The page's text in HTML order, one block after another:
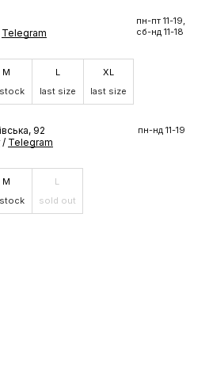
Telegram
пн-пт 11-19,
сб-нд 11-18
M
L
last size
XL
last size
92
/ Telegram
пн-нд 11-19
M
L
sold out